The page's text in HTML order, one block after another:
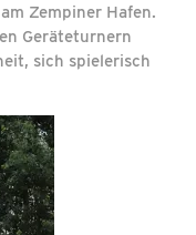
Zempiner Hafen.
Geräteturnern
sich spielerisch